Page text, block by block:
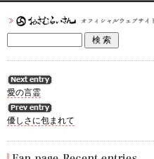
愛の言霊
優しさに包まれて